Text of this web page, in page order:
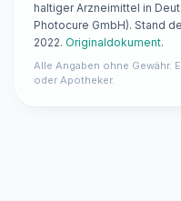
haltiger Arzneimittel in
Photocure GmbH). Stand
2022. Originaldokument.
Alle Angaben ohne Gewähr.
oder Apotheker.